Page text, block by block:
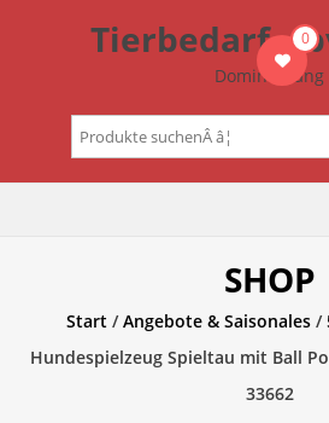
Tierbedarf –
Dominik Lang
0
Suchen
nach:
SHOP
Start /Angebote & Saisonales /
Hundespielzeug Spieltau mit Ball
33662